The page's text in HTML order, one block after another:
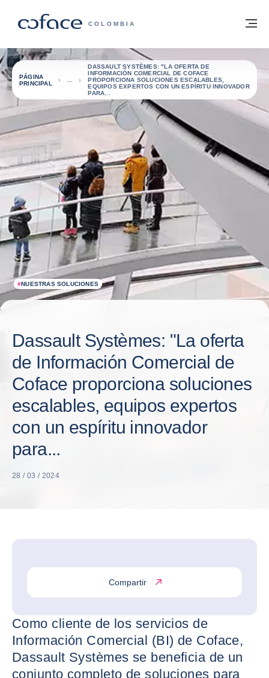
COFACE - FOR TRADE
COLOMBIA
Volver a la página principal
#NUESTRAS SOLUCIONES
PÁGINA
PRINCIPAL
DASSAULT SYSTÈMES: "LA OFERTA DE
INFORMACIÓN COMERCIAL DE COFACE
PROPORCIONA SOLUCIONES ESCALABLES,
EQUIPOS EXPERTOS CON UN ESPÍRITU INNOVADOR
PARA...
Dassault Systèmes: "La oferta
de Información Comercial de
Coface proporciona soluciones
escalables, equipos expertos
con un espíritu innovador
para...
28 / 03 / 2024
Compartir
Como cliente de los servicios de
Información Comercial (BI) de Coface,
Dassault Systèmes se beneficia de un
conjunto completo de soluciones para